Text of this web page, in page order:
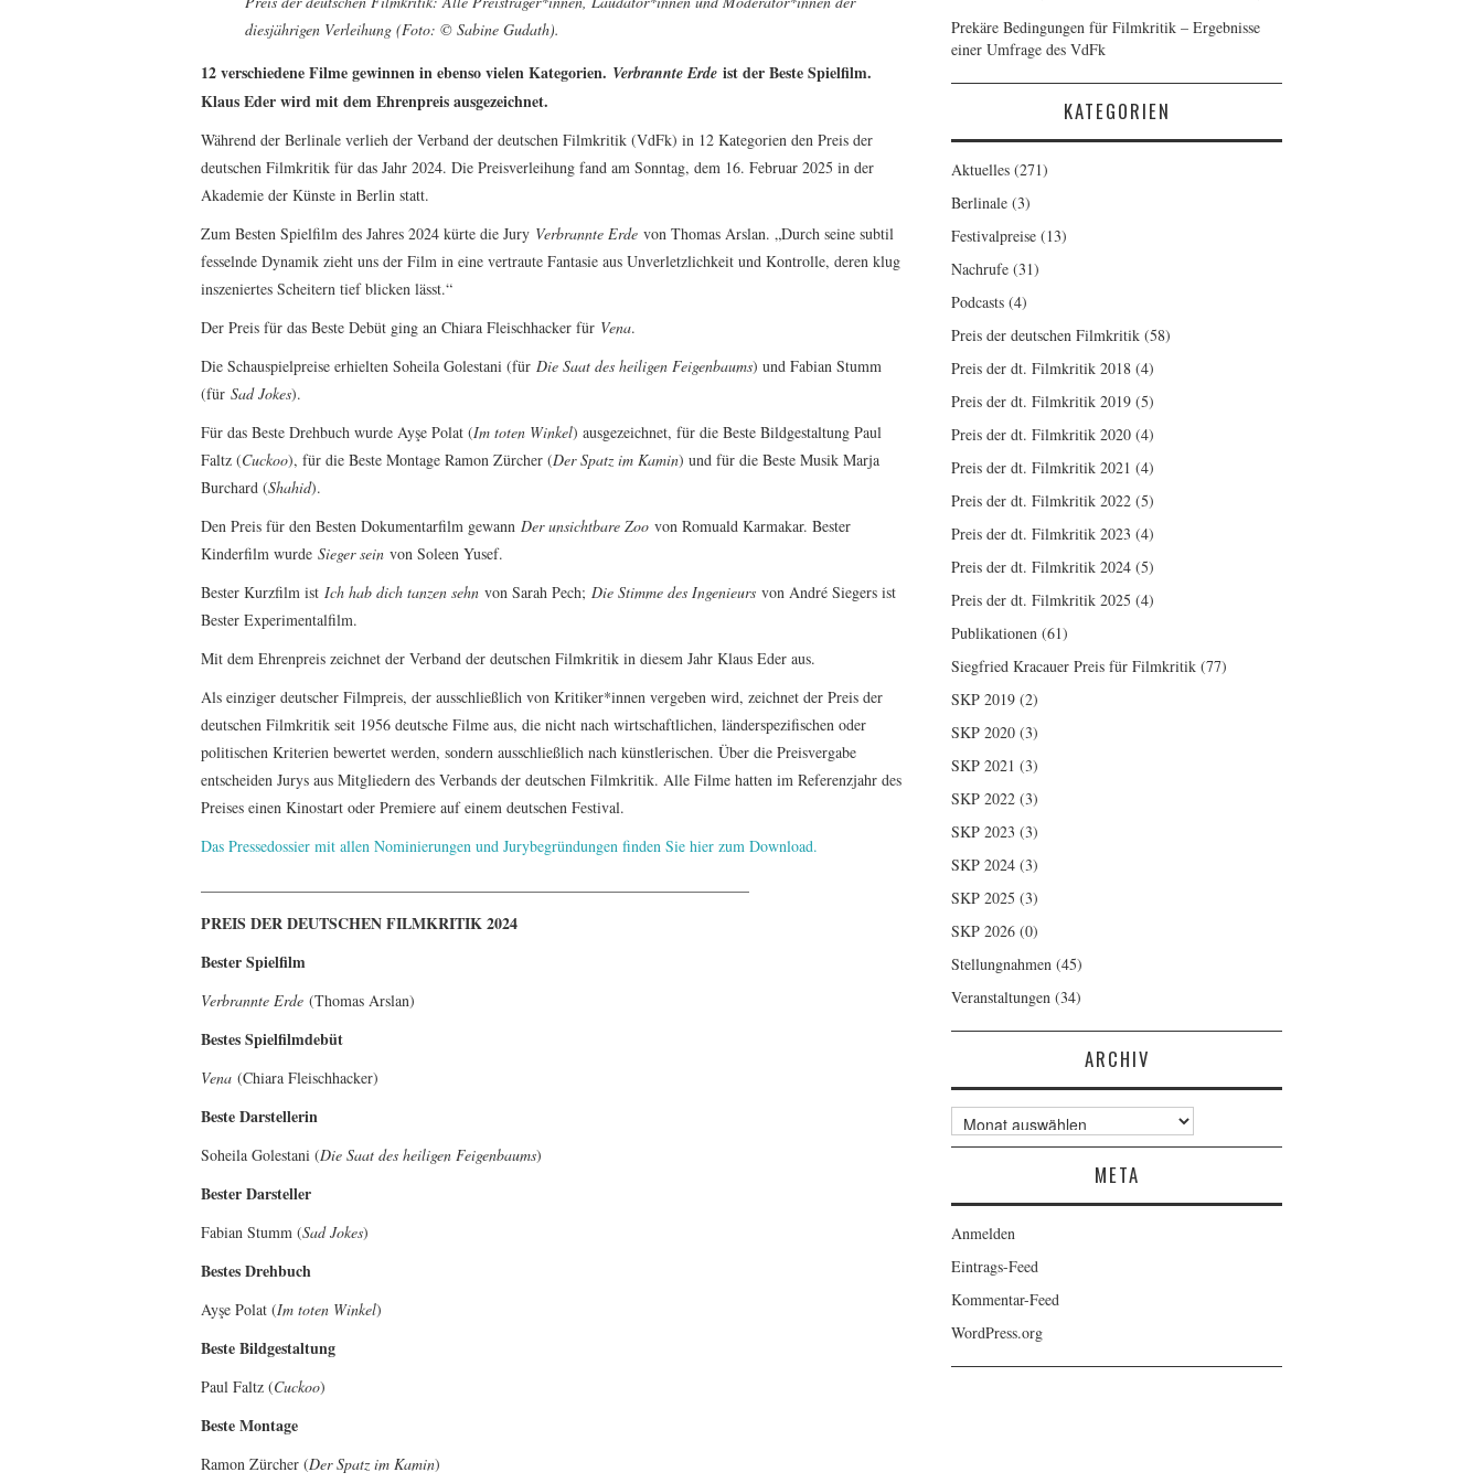
diesjährigen Verleihung (Foto: © Sabine Gudath).
12 verschiedene Filme gewinnen in ebenso vielen Kategorien. Verbrannte Erde ist der Beste Spielfilm.
Klaus Eder wird mit dem Ehrenpreis ausgezeichnet.
Während der Berlinale verlieh der Verband der deutschen Filmkritik (VdFk) in 12 Kategorien den Preis der
deutschen Filmkritik für das Jahr 2024. Die Preisverleihung fand am Sonntag, dem 16. Februar 2025 in der
Akademie der Künste in Berlin statt.
Zum Besten Spielfilm des Jahres 2024 kürte die Jury Verbrannte Erde von Thomas Arslan. „Durch seine subtil
fesselnde Dynamik zieht uns der Film in eine vertraute Fantasie aus Unverletzlichkeit und Kontrolle, deren klug
inszeniertes Scheitern tief blicken lässt.“
Der Preis für das Beste Debüt ging an Chiara Fleischhacker für Vena.
Die Schauspielpreise erhielten Soheila Golestani (für Die Saat des heiligen Feigenbaums) und Fabian Stumm
(für Sad Jokes).
Für das Beste Drehbuch wurde Ayşe Polat (Im toten Winkel) ausgezeichnet, für die Beste Bildgestaltung Paul
Faltz (Cuckoo), für die Beste Montage Ramon Zürcher (Der Spatz im Kamin) und für die Beste Musik Marja
Burchard (Shahid).
Den Preis für den Besten Dokumentarfilm gewann Der unsichtbare Zoo von Romuald Karmakar. Bester
Kinderfilm wurde Sieger sein von Soleen Yusef.
Bester Kurzfilm ist Ich hab dich tanzen sehn von Sarah Pech; Die Stimme des Ingenieurs von André Siegers ist
Bester Experimentalfilm.
Mit dem Ehrenpreis zeichnet der Verband der deutschen Filmkritik in diesem Jahr Klaus Eder aus.
Als einziger deutscher Filmpreis, der ausschließlich von Kritiker*innen vergeben wird, zeichnet der Preis der
deutschen Filmkritik seit 1956 deutsche Filme aus, die nicht nach wirtschaftlichen, länderspezifischen oder
politischen Kriterien bewertet werden, sondern ausschließlich nach künstlerischen. Über die Preisvergabe
entscheiden Jurys aus Mitgliedern des Verbands der deutschen Filmkritik. Alle Filme hatten im Referenzjahr des
Preises einen Kinostart oder Premiere auf einem deutschen Festival.
Das Pressedossier mit allen Nominierungen und Jurybegründungen finden Sie hier zum Download.
PREIS DER DEUTSCHEN FILMKRITIK 2024
Bester Spielfilm
Verbrannte Erde (Thomas Arslan)
Bestes Spielfilmdebüt
Vena (Chiara Fleischhacker)
Beste Darstellerin
Soheila Golestani (Die Saat des heiligen Feigenbaums)
Bester Darsteller
Fabian Stumm (Sad Jokes)
Bestes Drehbuch
Ayşe Polat (Im toten Winkel)
Beste Bildgestaltung
Paul Faltz (Cuckoo)
Beste Montage
Ramon Zürcher (Der Spatz im Kamin)
Prekäre Bedingungen für Filmkritik – Ergebnisse
einer Umfrage des VdFk
KATEGORIEN
Aktuelles (271)
Berlinale (3)
Festivalpreise (13)
Nachrufe (31)
Podcasts (4)
Preis der deutschen Filmkritik (58)
Preis der dt. Filmkritik 2018 (4)
Preis der dt. Filmkritik 2019 (5)
Preis der dt. Filmkritik 2020 (4)
Preis der dt. Filmkritik 2021 (4)
Preis der dt. Filmkritik 2022 (5)
Preis der dt. Filmkritik 2023 (4)
Preis der dt. Filmkritik 2024 (5)
Preis der dt. Filmkritik 2025 (4)
Publikationen (61)
Siegfried Kracauer Preis für Filmkritik (77)
SKP 2019 (2)
SKP 2020 (3)
SKP 2021 (3)
SKP 2022 (3)
SKP 2023 (3)
SKP 2024 (3)
SKP 2025 (3)
SKP 2026 (0)
Stellungnahmen (45)
Veranstaltungen (34)
ARCHIV
Archiv
META
Anmelden
Eintrags-Feed
Kommentar-Feed
WordPress.org